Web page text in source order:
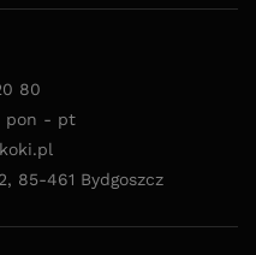
80
pon - pt
, 85-461 Bydgoszcz